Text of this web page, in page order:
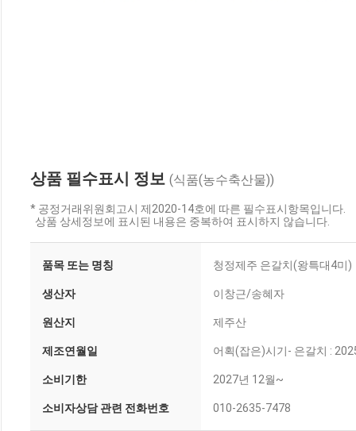
상품 필수표시 정보 (식품(농수축산물))
* 공정거래위원회고시 제2020-14호에 따른 필수표시항목입니다.
상품 상세정보에 표시된 내용은 중복하여 표시하지 않습니다.
품목 또는 명칭 청정제주 은갈치(왕특대4미)
생산자 이창근/송혜자
원산지 제주산
제조연월일 어획(잡은)시기- 은갈치 :
소비기한 2027년 12월~
소비자상담 관련 전화번호 010-2635-7478